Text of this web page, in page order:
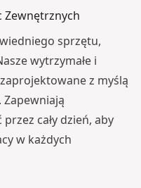
Zewnętrznych
sprzętu,
wytrzymałe i
z myślą
cały dzień, aby
w każdych